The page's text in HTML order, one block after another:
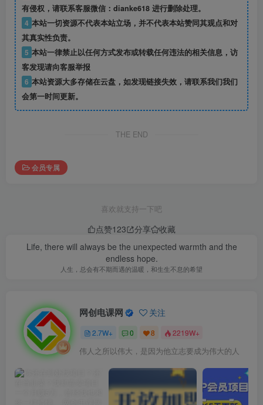
有侵权，请联系客服微信：dianke618 进行删除处理。
4 本站一切资源不代表本站立场，并不代表本站赞同其观点和对
其真实性负责。
5 本站一律禁止以任何方式发布或转载任何违法的相关信息，访
客发现请向客服举报
6 本站资源大多存储在云盘，如发现链接失效，请联系我们我们
会第一时间更新。
THE END
会员专属
喜欢就支持一下吧
点赞123 分享
收藏
Life, there will always be the unexpected warmth and the
endless hope.
人生，总会有不期而遇的温暖，和生生不息的希望
网创电课网 关注
2.7W+ 0 8 2219W+
伟人之所以伟大，是因为他立志要成为伟大的人